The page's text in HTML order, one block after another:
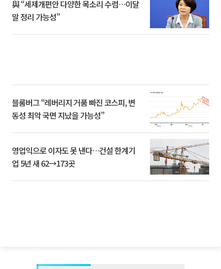
與 “세제개편안 다양한 목소리 수렴…이달
말 정리 가능성”
블룸버그 “레버리지 거품 빠진 코스피, 변
동성 최악 국면 지났을 가능성”
영업익으로 이자도 못 낸다…건설 한계기
업 5년 새 62→173곳